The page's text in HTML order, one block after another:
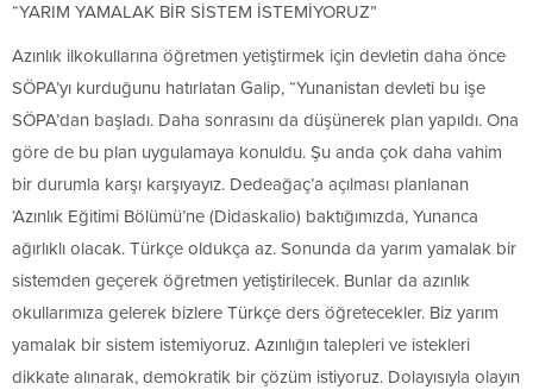
“YARIM YAMALAK BİR SİSTEM İSTEMİYORUZ”
Azınlık ilkokullarına öğretmen yetiştirmek için devletin daha önce
SÖPA’yı kurduğunu hatırlatan Galip, “Yunanistan devleti bu işe
SÖPA’dan başladı. Daha sonrasını da düşünerek plan yapıldı. Ona
göre de bu plan uygulamaya konuldu. Şu anda çok daha vahim
bir durumla karşı karşıyayız. Dedeağaç’a açılması planlanan
‘Azınlık Eğitimi Bölümü’ne (Didaskalio) baktığımızda, Yunanca
ağırlıklı olacak. Türkçe oldukça az. Sonunda da yarım yamalak bir
sistemden geçerek öğretmen yetiştirilecek. Bunlar da azınlık
okullarımıza gelerek bizlere Türkçe ders öğretecekler. Biz yarım
yamalak bir sistem istemiyoruz. Azınlığın talepleri ve istekleri
dikkate alınarak, demokratik bir çözüm istiyoruz. Dolayısıyla olayın